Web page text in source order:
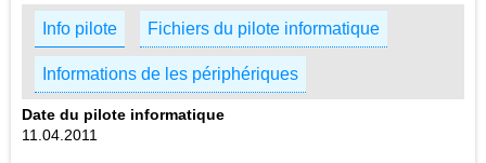
Info pilote Fichiers du pilote informatique
Informations de les périphériques
Date du pilote informatique
11.04.2011